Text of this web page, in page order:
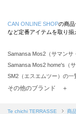
CAN ONLINE SHOPの商品
など定番アイテムを取り揃
Samansa Mos2（サマンサ
Samansa Mos2 home's（
SM2（エスエムツー）の一
TSUHARU by Samansa
Samansa Mos2 blue（サマ
その他のブランド ＋
Te chichi TERRASSE 商